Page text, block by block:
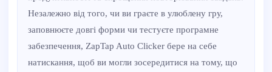
Незалежно від того, чи ви граєте в улюблену гру,
заповнюєте довгі форми чи тестуєте програмне
забезпечення, ZapTap Auto Clicker бере на себе
натискання, щоб ви могли зосередитися на тому, що